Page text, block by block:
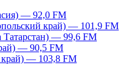
— 92,0 FM
край) — 101,9 FM
Татарстан) — 99,6 FM
— 90,5 FM
край) — 103,8 FM